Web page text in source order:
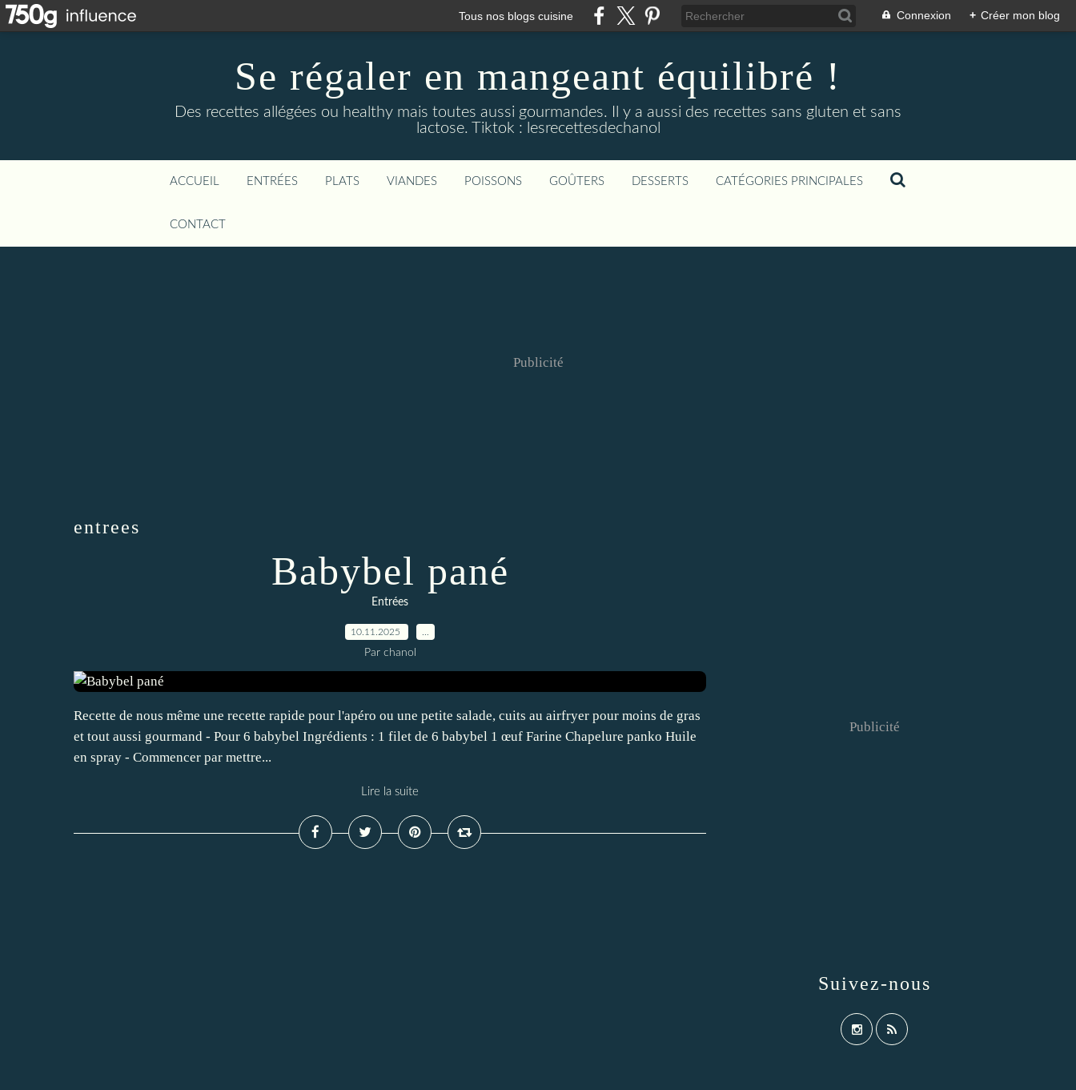
Tous nos blogs cuisine Connexion + Créer mon blog
Se régaler en mangeant équilibré !
Des recettes allégées ou healthy mais toutes aussi gourmandes. Il y a aussi des recettes sans gluten et sans
lactose. Tiktok : lesrecettesdechanol
ACCUEIL ENTRÉES PLATS VIANDES POISSONS GOÛTERS DESSERTS CATÉGORIES PRINCIPALES
CONTACT
Publicité
entrees
Babybel pané
Entrées
10.11.2025
Par chanol
Recette de nous même une recette rapide pour l'apéro ou une petite salade, cuits au airfryer pour moins de gras
et tout aussi gourmand - Pour 6 babybel Ingrédients : 1 filet de 6 babybel 1 œuf Farine Chapelure panko Huile
en spray - Commencer par mettre...
Lire la suite
Publicité
Suivez-nous